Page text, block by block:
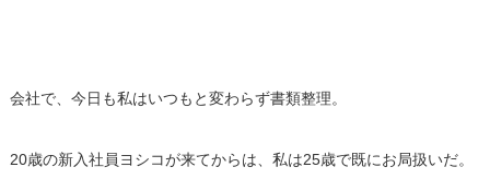
会社で、今日も私はいつもと変わらず書類整理。
20歳の新入社員ヨシコが来てからは、 私は25歳で既にお局扱いだ。